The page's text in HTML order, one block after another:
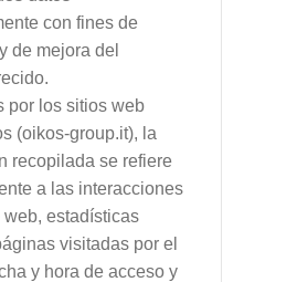
con fines de
de mejora del
por los sitios web
(oikos-group.it), la
recopilada se refiere
a las interacciones
estadísticas
visitadas por el
y hora de acceso y